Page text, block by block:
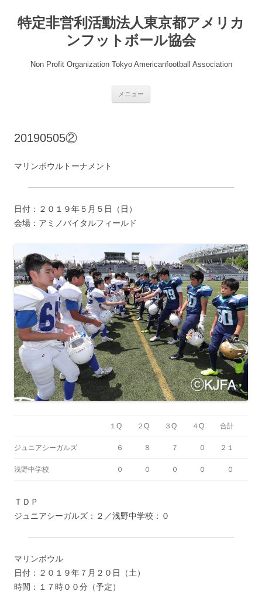
テ
ン
特定非営利活動法人東京都アメリカ
ンフットボール協会
Non Profit Organization Tokyo Americanfootball Association
メニュー
20190505②
マリンボウルトーナメント
日付：２０１９年５月５日（日）
会場：アミノバイタルフィールド
１Q ２Q ３Q ４Q 合計
ジュニアシーガルズ ６ ８ ７ ０ ２１
浅野中学校 ０ ０ ０ ０ ０
ＴＤＰ
ジュニアシーガルズ：２／浅野中学校：０
マリンボウル
日付：２０１９年７月２０日（土）
時間：１７時００分（予定）